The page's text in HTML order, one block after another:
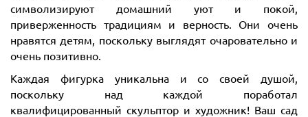
символизируют домашний уют и покой,
приверженность традициям и верность. Они очень
нравятся детям, поскольку выглядят очаровательно и
очень позитивно.
Каждая фигурка уникальна и со своей душой,
поскольку над каждой поработал
квалифицированный скульптор и художник! Ваш сад